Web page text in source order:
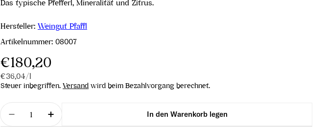
Das typische Pfefferl, Mineralität und Zitrus.
Hersteller: Weingut Pfaffl
Artikelnummer: 08007
Regulärer
Preis
€180,20
Stückpreis
€36,04/pro
l
Steuer inbegriffen. Versand wird beim Bezahlvorgang berechnet.
Menge
Menge für Grüner Veltliner Hundsleiten Weinviertel DAC Reserve 2023
Menge für Grüner Veltliner Hundsleiten Weinviertel DAC Reserve
In den Warenkorb legen